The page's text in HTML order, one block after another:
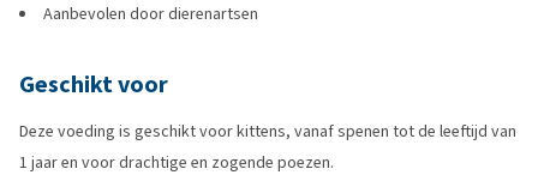
Aanbevolen door dierenartsen
Geschikt voor
Deze voeding is geschikt voor kittens, vanaf spenen tot de leeftijd van
1 jaar en voor drachtige en zogende poezen.